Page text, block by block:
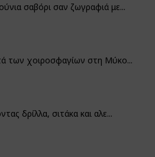
σαβόρι σαν ζωγραφιά με...
των χοιροσφαγίων στη Μύκο...
δρίλλα, σιτάκα και αλε...